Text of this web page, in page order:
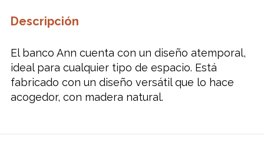
Descripción
El banco Ann cuenta con un diseño atemporal,
ideal para cualquier tipo de espacio. Está
fabricado con un diseño versátil que lo hace
acogedor, con madera natural.